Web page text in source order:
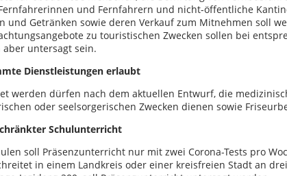
und Fernfahrern und nicht-öffentliche
und Getränken sowie deren Verkauf zum Mitnehmen soll
zu touristischen Zwecken sollen bei
aber untersagt sein.
Dienstleistungen erlaubt
werden dürfen nach dem aktuellen Entwurf, die
oder seelsorgerischen Zwecken dienen sowie
Schulunterricht
soll Präsenzunterricht nur mit zwei Corona-Tests pro
in einem Landkreis oder einer kreisfreien Stadt an